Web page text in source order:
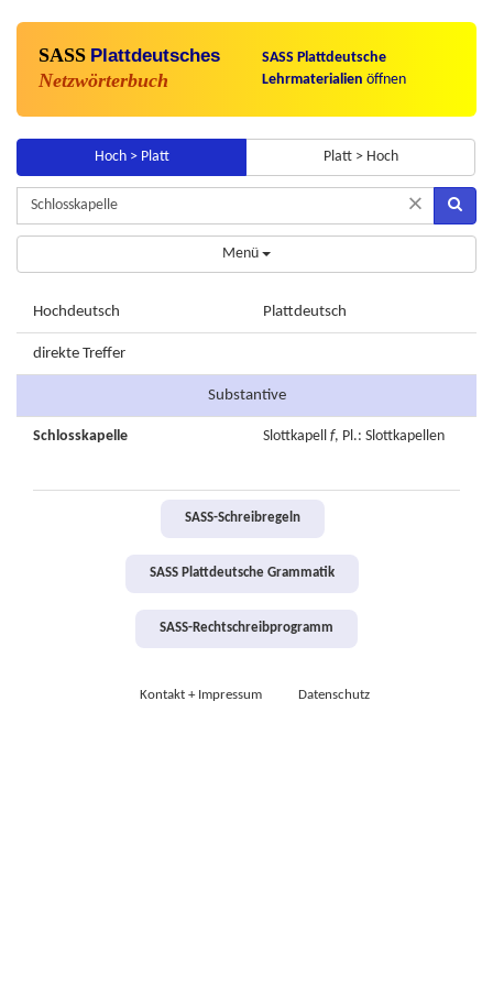
SASS Plattdeutsches
Netzwörterbuch
SASS Plattdeutsche
Lehrmaterialien öffnen
Hoch > Platt Platt > Hoch
×
Menü
Hochdeutsch Plattdeutsch
direkte Treffer
Substantive
Schlosskapelle Slottkapell f, Pl.: Slottkapellen
SASS-Schreibregeln
SASS Plattdeutsche Grammatik
SASS-Rechtschreibprogramm
Kontakt + Impressum Datenschutz